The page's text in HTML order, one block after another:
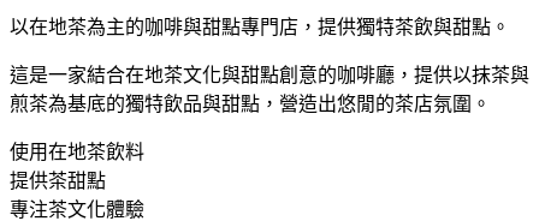
以在地茶為主的咖啡與甜點專門店，提供獨特茶飲與甜點。
這是一家結合在地茶文化與甜點創意的咖啡廳，提供以抹茶與
煎茶為基底的獨特飲品與甜點，營造出悠閒的茶店氛圍。
使用在地茶飲料
提供茶甜點
專注茶文化體驗